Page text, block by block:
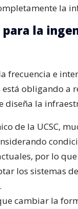
la
para la
frecuencia e
obligando a
diseña la
de la UCSC,
por lo
los sistemas
cambiar la